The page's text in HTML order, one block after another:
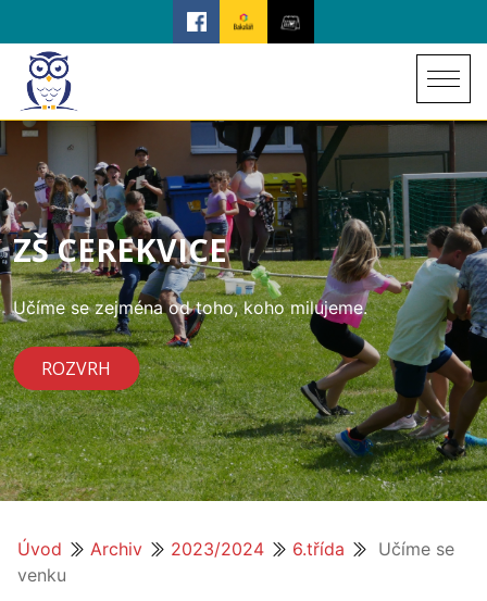
ZŠ CEREKVICE
Učíme se zejména od toho, koho milujeme.
ROZVRH
Úvod Archiv 2023/2024 6.třída
Učíme se
venku